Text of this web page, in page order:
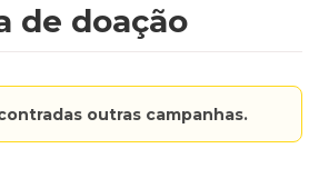
de doação
outras campanhas.